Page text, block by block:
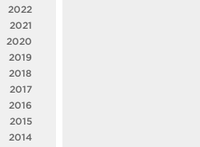
2022
2021
2020
2019
2018
2017
2016
2015
2014